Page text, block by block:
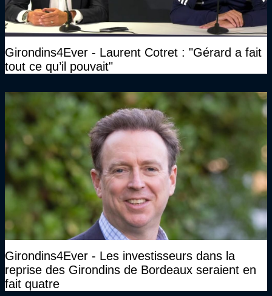
Girondins4Ever - Laurent Cotret : "Gérard a fait
tout ce qu’il pouvait"
Girondins4Ever - Les investisseurs dans la
reprise des Girondins de Bordeaux seraient en
fait quatre